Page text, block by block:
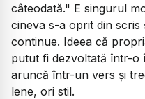
câteodată." E singurul
cineva s-a oprit din scris
continue. Ideea că
putut fi dezvoltată într-o
aruncă într-un vers și
lene, ori stil.